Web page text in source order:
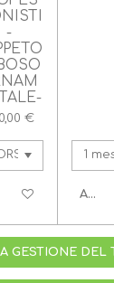
-
€
AL
GESTIONE DEL